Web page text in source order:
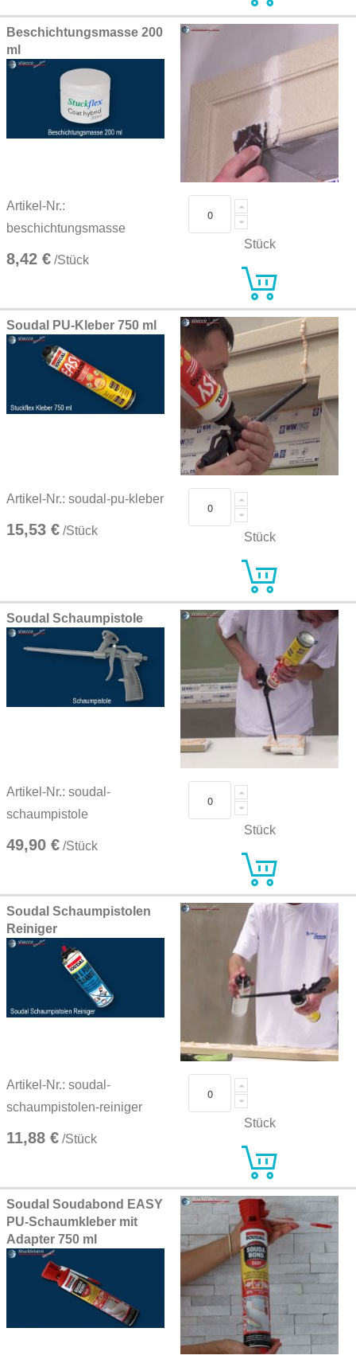
Beschichtungsmasse 200
ml
Artikel-Nr.:
beschichtungsmasse
8,42 € /Stück
Stück
Soudal PU-Kleber 750 ml
Artikel-Nr.: soudal-pu-kleber
15,53 € /Stück Stück
Soudal Schaumpistole
Artikel-Nr.: soudal-
schaumpistole
49,90 € /Stück
Stück
Soudal Schaumpistolen
Reiniger
Artikel-Nr.: soudal-
schaumpistolen-reiniger
11,88 € /Stück
Stück
Soudal Soudabond EASY
PU-Schaumkleber mit
Adapter 750 ml